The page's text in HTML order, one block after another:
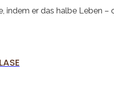
indem er das halbe Leben